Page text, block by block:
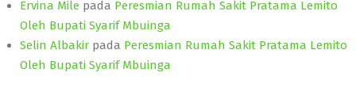
Ervina Mile pada Peresmian Rumah Sakit Pratama Lemito
Oleh Bupati Syarif Mbuinga
Selin Albakir pada Peresmian Rumah Sakit Pratama Lemito
Oleh Bupati Syarif Mbuinga